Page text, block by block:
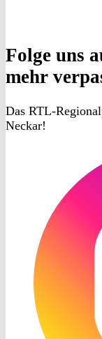
Folge uns
mehr
Das RTL-
Neckar!
Instagram